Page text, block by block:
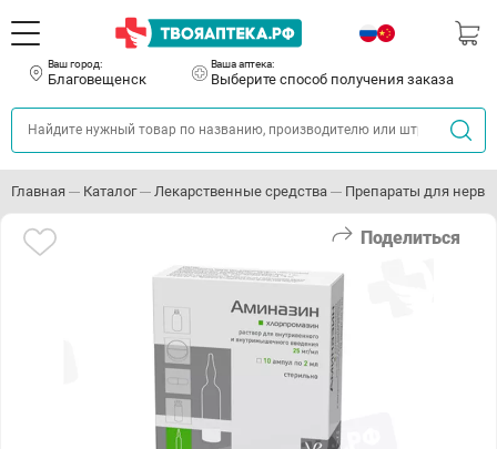
Ваш город:
Благовещенск
Ваша аптека:
Выберите способ получения заказа
Главная Каталог Лекарственные средства Препараты для
Поделиться